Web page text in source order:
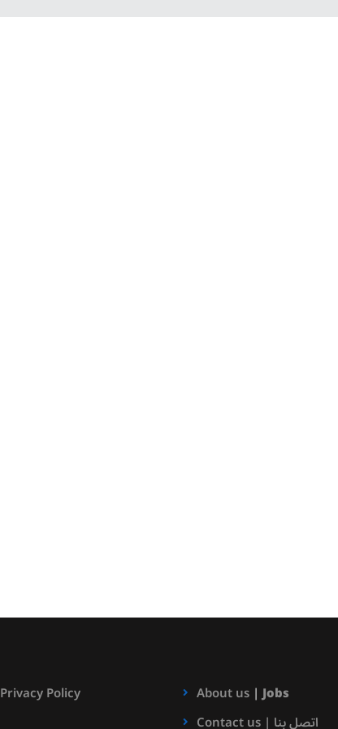
Privacy Policy
About us|Jobs
Contact us | اتصل بنا